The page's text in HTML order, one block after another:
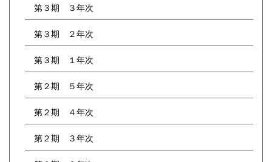
第３期 ３年次
第３期 ２年次
第３期 １年次
第２期 ５年次
第２期 ４年次
第２期 ３年次